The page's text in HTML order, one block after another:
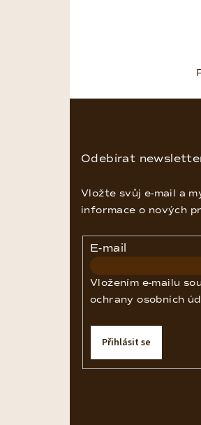
Odebírat
Vložte svůj e-mail a
informace o nových
E-mail
Vložením e-mailu
ochrany osobních
Přihlásit se